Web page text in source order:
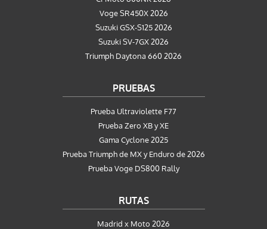
Voge SR450X 2026
Suzuki GSX-S125 2026
Suzuki SV-7GX 2026
Triumph Daytona 660 2026
PRUEBAS
Prueba Ultraviolette F77
Prueba Zero XB y XE
Gama Cyclone 2025
Prueba Triumph de MX y Enduro de 2026
Prueba Voge DS800 Rally
RUTAS
Madrid x Moto 2026